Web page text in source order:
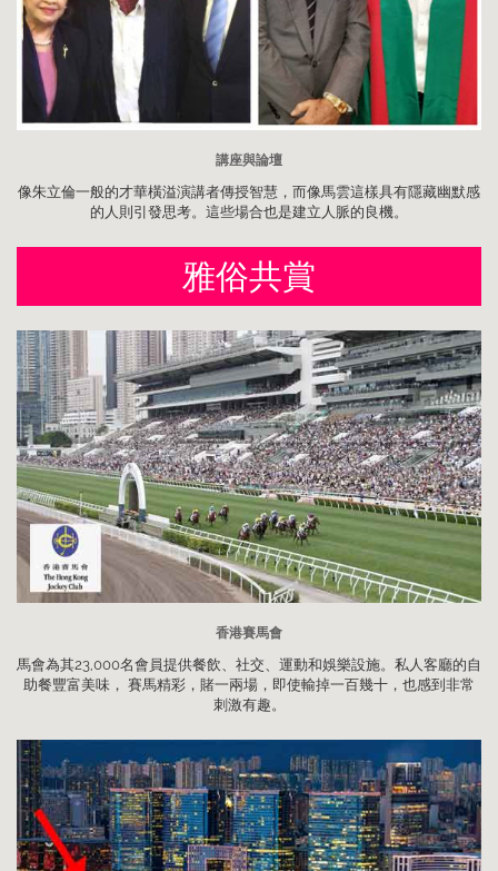
講座與論壇
像朱立倫一般的才華橫溢演講者傳授智慧，而像馬雲這樣具有隱藏幽默感
的人則引發思考。這些場合也是建立人脈的良機。
雅俗共賞
香港賽馬會
馬會為其23,000名會員提供餐飲、社交、運動和娛樂設施。私人客廳的自
助餐豐富美味， 賽馬精彩，賭一兩場，即使輸掉一百幾十，也感到非常
刺激有趣。